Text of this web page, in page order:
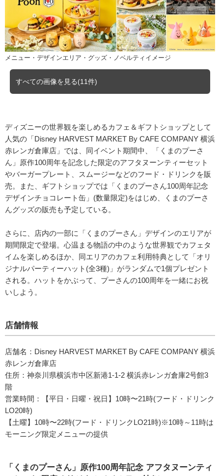
メニュー・デザインエリア・グッズ・ノベルティイメージ
すべての画像を見る(11件)
ディズニーの世界観を楽しめるカフェ＆ギフトショップとして
人気の「Disney HARVEST MARKET By CAFE COMPANY 横浜
赤レンガ倉庫店」では、同イベント期間中、「くまのプーさ
ん」原作100周年を記念した限定のアフタヌーンティーセット
やバーガープレート、スムージーなどのフード・ドリンクを販
売。また、ギフトショップでは「くまのプーさん100周年記念
デザインチョコレート缶」(数量限定)をはじめ、くまのプーさ
んグッズの販売も予定している。
さらに、店内の一部に「くまのプーさん」デザインのエリアが
期間限定で登場。心温まる物語の中のような世界観でカフェタ
イムを楽しめるほか、同エリアのカフェ利用特典として「オリ
ジナルパーティーハット(全3種)」がランダムで1個プレゼント
される。ハットをかぶって、プーさんの100周年を一緒にお祝
いしよう。
店舗情報
店舗名：Disney HARVEST MARKET By CAFE COMPANY 横浜
赤レンガ倉庫店
住所：神奈川県横浜市中区新港1-1-2 横浜赤レンガ倉庫2号館3
階
営業時間：【平日・日曜・祝日】10時〜21時(フード・ドリンク
LO20時)
【土曜】10時〜22時(フード・ドリンクLO21時)※10時～11時は
モーニング限定メニューの提供
「くまのプーさん」原作100周年記念 アフタヌーンティ